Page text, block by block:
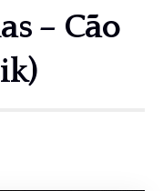
– Cão